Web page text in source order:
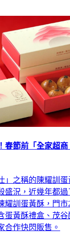
春節前「全家超
」之稱的陳耀訓蛋
盛況，近幾年都過
耀訓蛋黃酥，門市
蛋黃酥禮盒、茂
合作快閃販售。